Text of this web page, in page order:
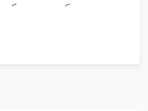
всех
подключения.